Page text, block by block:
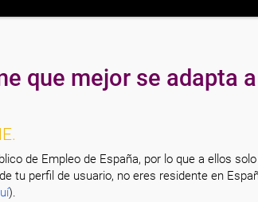
que mejor se adapta
de Empleo de España, por lo que a ellos
tu perfil de usuario, no eres residente en
).